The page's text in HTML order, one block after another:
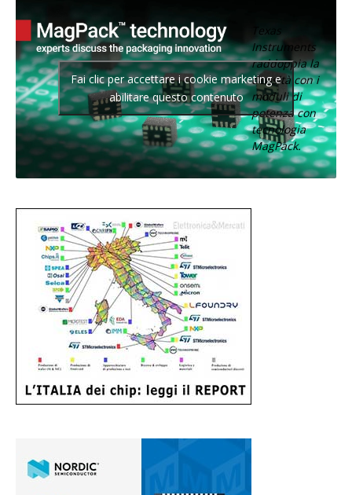
Texas
Instruments
raddoppia la
densità con i
moduli di
potenza con
tecnologia
MagPack.
Fai clic per accettare i cookie marketing e
abilitare questo contenuto